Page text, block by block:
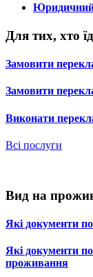
Юридичний
Для тих, хто
Замовити
Замовити
Виконати
Всі послуги
Вид на
Які документи
Які документи
проживання